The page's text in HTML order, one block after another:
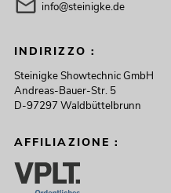
info@steinigke.de
INDIRIZZO :
Steinigke Showtechnic GmbH
Andreas-Bauer-Str. 5
D-97297 Waldbüttelbrunn
AFFILIAZIONE :